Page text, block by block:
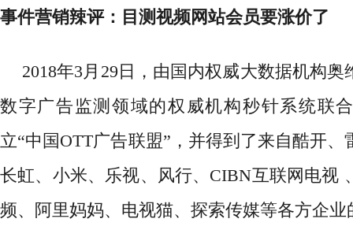
事件营销辣评： 目测视频网站会员要涨价了
2018年3月29日，由国内权威大数据机构奥
数字广告监测领域的权威机构秒针系统联
立“中国OTT广告联盟” ，并得到了来自酷开
长虹、小米、乐视、风行、 CIBN互联网电视
频、阿里妈妈、电视猫、探索传媒等各方企业